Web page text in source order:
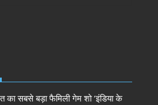
सबसे बड़ा फैमिली गेम शो ‘इंडिया के